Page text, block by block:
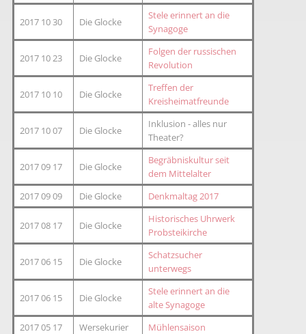
2017 10 30 Die Glocke
Stele erinnert an die
Synagoge
2017 10 23 Die Glocke
Folgen der russischen
Revolution
2017 10 10 Die Glocke
Treffen der
Kreisheimatfreunde
2017 10 07 Die Glocke
Inklusion - alles nur
Theater?
2017 09 17 Die Glocke
Begräbniskultur seit
dem Mittelalter
2017 09 09
Die Glocke Denkmaltag 2017
2017 08 17 Die Glocke
Historisches Uhrwerk
Probsteikirche
2017 06 15 Die Glocke
Schatzsucher
unterwegs
2017 06 15 Die Glocke
Stele erinnert an die
alte Synagoge
2017 05 17
Wersekurier
Mühlensaison